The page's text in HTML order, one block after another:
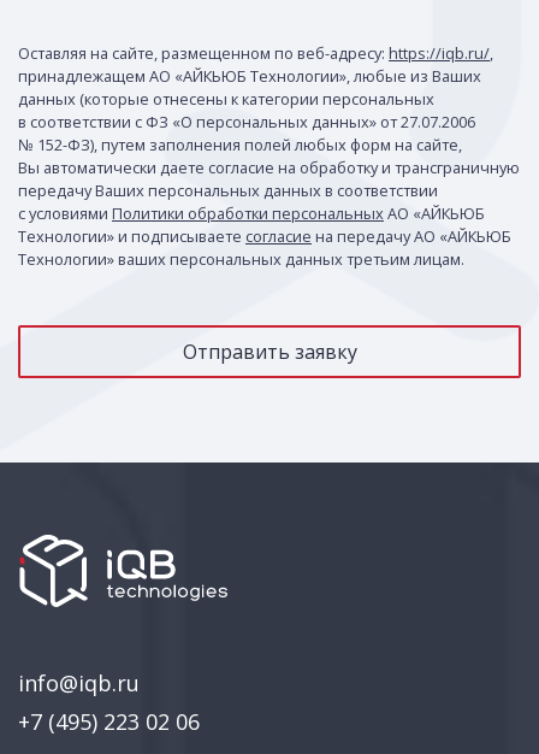
Оставляя на сайте, размещенном по веб-адресу: https://iqb.ru/,
принадлежащем АО «АЙКЬЮБ Технологии», любые из Ваших
данных (которые отнесены к категории персональных
в соответствии с ФЗ «О персональных данных» от 27.07.2006
№ 152-ФЗ), путем заполнения полей любых форм на сайте,
Вы автоматически даете согласие на обработку и трансграничную
передачу Ваших персональных данных в соответствии
с условиями Политики обработки персональныхАО «АЙКЬЮБ
Технологии» и подписываете согласие на передачу АО «АЙКЬЮБ
Технологии» ваших персональных данных третьим лицам.
info@iqb.ru
+7 (495) 223 02 06